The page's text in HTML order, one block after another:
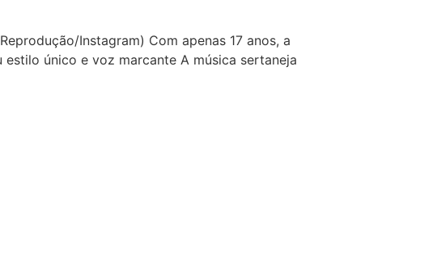
Instagram) Com apenas 17 anos, a
único e voz marcante A música sertaneja